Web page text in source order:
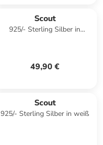
Scout
925/- Sterling Silber in
49,90 €
Scout
925/- Sterling Silber in weiß